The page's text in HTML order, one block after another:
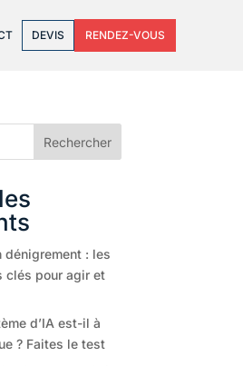
DEVIS RENDEZ-VOUS
Rechercher
dénigrement : les
clés pour agir et
d’IA est-il à
? Faites le test